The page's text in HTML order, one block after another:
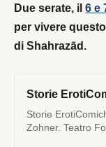
Due serate, il6 e
per vivere
di Shahrazād.
Storie
Storie
Zohner. Teatro